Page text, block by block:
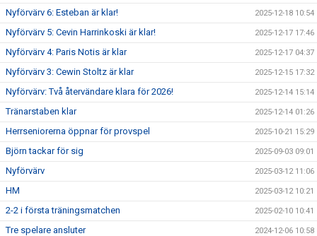
Nyförvärv 6: Esteban är klar! 2025-12-18 10:54
Nyförvärv 5: Cevin Harrinkoski är klar! 2025-12-17 17:46
Nyförvärv 4: Paris Notis är klar 2025-12-17 04:37
Nyförvärv 3: Cewin Stoltz är klar 2025-12-15 17:32
Nyförvärv: Två återvändare klara för 2026! 2025-12-14 15:14
Tränarstaben klar 2025-12-14 01:26
Herrseniorerna öppnar för provspel 2025-10-21 15:29
Björn tackar för sig 2025-09-03 09:01
Nyförvärv 2025-03-12 11:06
HM 2025-03-12 10:21
2-2 i första träningsmatchen 2025-02-10 10:41
Tre spelare ansluter 2024-12-06 10:58